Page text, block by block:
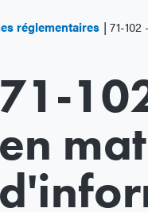
réglementaires 71-102 -
71-
en